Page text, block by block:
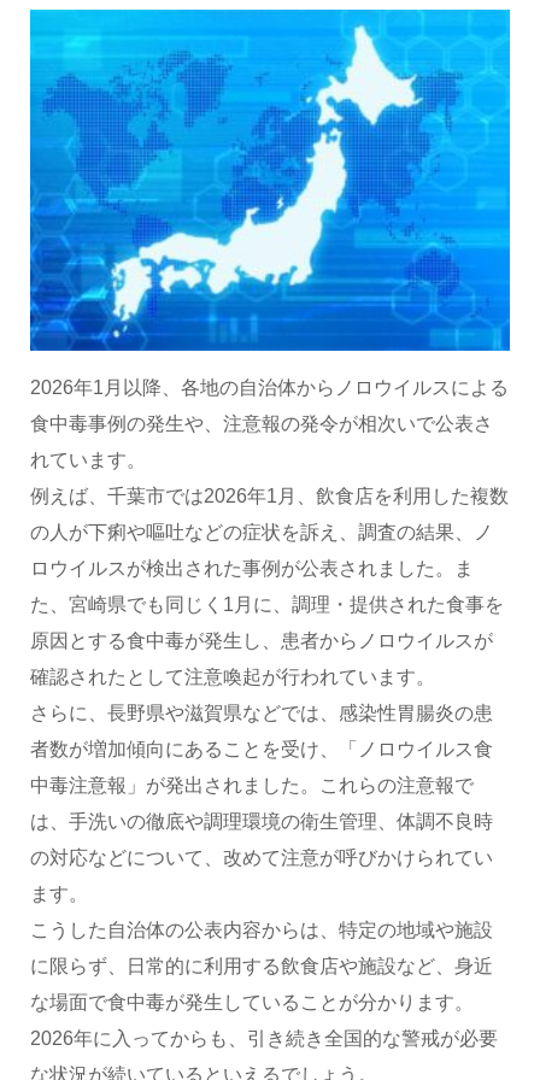
2026年1月以降、各地の自治体からノロウイルスによる
食中毒事例の発生や、注意報の発令が相次いで公表さ
れています。
例えば、千葉市では2026年1月、飲食店を利用した複数
の人が下痢や嘔吐などの症状を訴え、調査の結果、ノ
ロウイルスが検出された事例が公表されました。ま
た、宮崎県でも同じく1月に、調理・提供された食事を
原因とする食中毒が発生し、患者からノロウイルスが
確認されたとして注意喚起が行われています。
さらに、長野県や滋賀県などでは、感染性胃腸炎の患
者数が増加傾向にあることを受け、「ノロウイルス食
中毒注意報」が発出されました。これらの注意報で
は、手洗いの徹底や調理環境の衛生管理、体調不良時
の対応などについて、改めて注意が呼びかけられてい
ます。
こうした自治体の公表内容からは、特定の地域や施設
に限らず、日常的に利用する飲食店や施設など、身近
な場面で食中毒が発生していることが分かります。
2026年に入ってからも、引き続き全国的な警戒が必要
な状況が続いているといえるでしょう。